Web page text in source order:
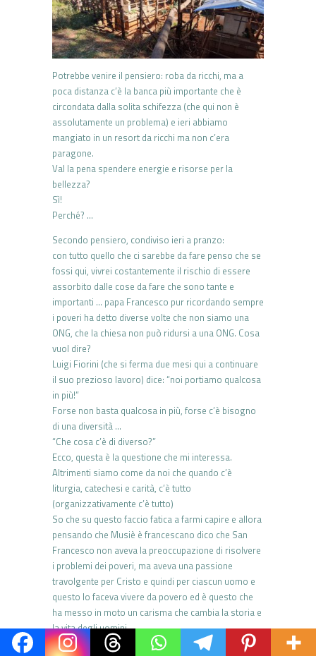
Potrebbe venire il pensiero: roba da ricchi, ma a
poca distanza c’è la banca più importante che è
circondata dalla solita schifezza (che qui non è
assolutamente un problema) e ieri abbiamo
mangiato in un resort da ricchi ma non c’era
paragone.
Val la pena spendere energie e risorse per la
bellezza?
Sì!
Perché? …
Secondo pensiero, condiviso ieri a pranzo:
con tutto quello che ci sarebbe da fare penso che se
fossi qui, vivrei costantemente il rischio di essere
assorbito dalle cose da fare che sono tante e
importanti … papa Francesco pur ricordando sempre
i poveri ha detto diverse volte che non siamo una
ONG, che la chiesa non può ridursi a una ONG. Cosa
vuol dire?
Luigi Fiorini (che si ferma due mesi qui a continuare
il suo prezioso lavoro) dice: “noi portiamo qualcosa
in più!”
Forse non basta qualcosa in più, forse c’è bisogno
di una diversità …
“Che cosa c’è di diverso?”
Ecco, questa è la questione che mi interessa.
Altrimenti siamo come da noi che quando c’è
liturgia, catechesi e carità, c’è tutto
(organizzativamente c’è tutto)
So che su questo faccio fatica a farmi capire e allora
pensando che Musiè è francescano dico che San
Francesco non aveva la preoccupazione di risolvere
i problemi dei poveri, ma aveva una passione
travolgente per Cristo e quindi per ciascun uomo e
questo lo faceva vivere da povero ed è questo che
ha messo in moto un carisma che cambia la storia e
la vita degli uomini
Chiacchieriamo sul fatto che nessuno ritiene